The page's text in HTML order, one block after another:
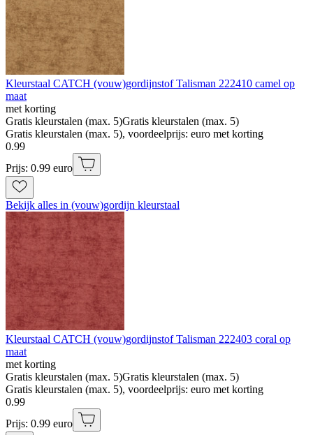
Kleurstaal CATCH (vouw)gordijnstof Talisman 222410 camel op
maat
met korting
Gratis kleurstalen (max. 5)Gratis kleurstalen (max. 5)
Gratis kleurstalen (max. 5), voordeelprijs: euro met korting
0.99
Prijs: 0.99 euro
Bekijk alles in (vouw)gordijn kleurstaal
Kleurstaal CATCH (vouw)gordijnstof Talisman 222403 coral op
maat
met korting
Gratis kleurstalen (max. 5)Gratis kleurstalen (max. 5)
Gratis kleurstalen (max. 5), voordeelprijs: euro met korting
0.99
Prijs: 0.99 euro